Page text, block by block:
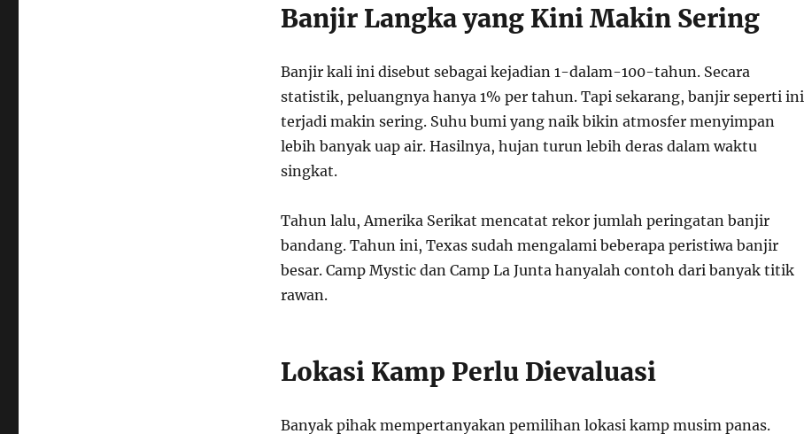
Banjir Langka yang Kini Makin Sering
Banjir kali ini disebut sebagai kejadian 1-dalam-100-tahun. Secara
statistik, peluangnya hanya 1% per tahun. Tapi sekarang, banjir seperti ini
terjadi makin sering. Suhu bumi yang naik bikin atmosfer menyimpan
lebih banyak uap air. Hasilnya, hujan turun lebih deras dalam waktu
singkat.
Tahun lalu, Amerika Serikat mencatat rekor jumlah peringatan banjir
bandang. Tahun ini, Texas sudah mengalami beberapa peristiwa banjir
besar. Camp Mystic dan Camp La Junta hanyalah contoh dari banyak titik
rawan.
Lokasi Kamp Perlu Dievaluasi
Banyak pihak mempertanyakan pemilihan lokasi kamp musim panas.